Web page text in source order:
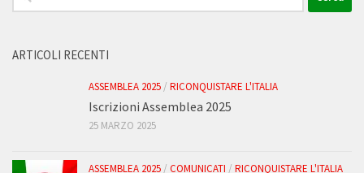
per:
ARTICOLI RECENTI
ASSEMBLEA 2025/ RICONQUISTARE L'ITALIA
Iscrizioni Assemblea 2025
25 MARZO 2025
ASSEMBLEA 2025/ COMUNICATI / RICONQUISTARE L'ITALIA